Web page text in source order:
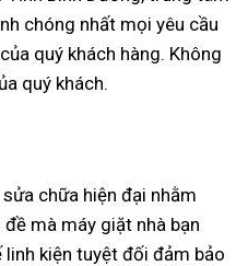
chóng nhất mọi yêu cầu
quý khách hàng. Không
quý khách.
chữa hiện đại nhằm
mà máy giặt nhà bạn
linh kiện tuyệt đối đảm bảo